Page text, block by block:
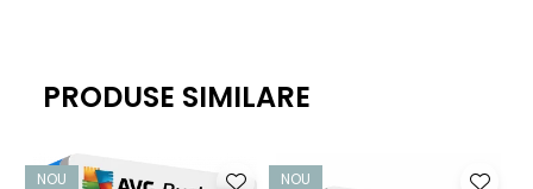
Ajută la protejarea identității clientului dvs. împotriva
informațiile personale. De asemenea, protejează parolele
PRODUSE SIMILARE
NOU NOU